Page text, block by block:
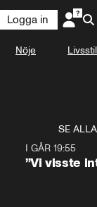
Logga in
Nöje Livsstil
SE ALLA
I GÅR 19:55
”Vi visste